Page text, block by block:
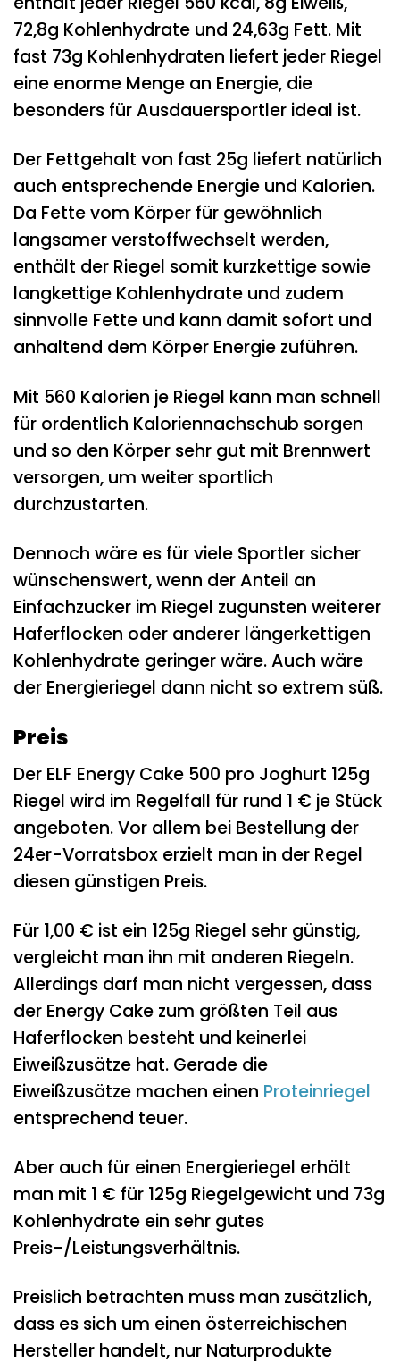
72,8g Kohlenhydrate und 24,63g Fett. Mit
fast 73g Kohlenhydraten liefert jeder Riegel
eine enorme Menge an Energie, die
besonders für Ausdauersportler ideal ist.
Der Fettgehalt von fast 25g liefert natürlich
auch entsprechende Energie und Kalorien.
Da Fette vom Körper für gewöhnlich
langsamer verstoffwechselt werden,
enthält der Riegel somit kurzkettige sowie
langkettige Kohlenhydrate und zudem
sinnvolle Fette und kann damit sofort und
anhaltend dem Körper Energie zuführen.
Mit 560 Kalorien je Riegel kann man schnell
für ordentlich Kaloriennachschub sorgen
und so den Körper sehr gut mit Brennwert
versorgen, um weiter sportlich
durchzustarten.
Dennoch wäre es für viele Sportler sicher
wünschenswert, wenn der Anteil an
Einfachzucker im Riegel zugunsten weiterer
Haferflocken oder anderer längerkettigen
Kohlenhydrate geringer wäre. Auch wäre
der Energieriegel dann nicht so extrem süß.
Preis
Der ELF Energy Cake 500 pro Joghurt 125g
Riegel wird im Regelfall für rund 1 € je Stück
angeboten. Vor allem bei Bestellung der
24er-Vorratsbox erzielt man in der Regel
diesen günstigen Preis.
Für 1,00 € ist ein 125g Riegel sehr günstig,
vergleicht man ihn mit anderen Riegeln.
Allerdings darf man nicht vergessen, dass
der Energy Cake zum größten Teil aus
Haferflocken besteht und keinerlei
Eiweißzusätze hat. Gerade die
Eiweißzusätze machen einen Proteinriegel
entsprechend teuer.
Aber auch für einen Energieriegel erhält
man mit 1 € für 125g Riegelgewicht und 73g
Kohlenhydrate ein sehr gutes
Preis-/Leistungsverhältnis.
Preislich betrachten muss man zusätzlich,
dass es sich um einen österreichischen
Hersteller handelt, nur Naturprodukte